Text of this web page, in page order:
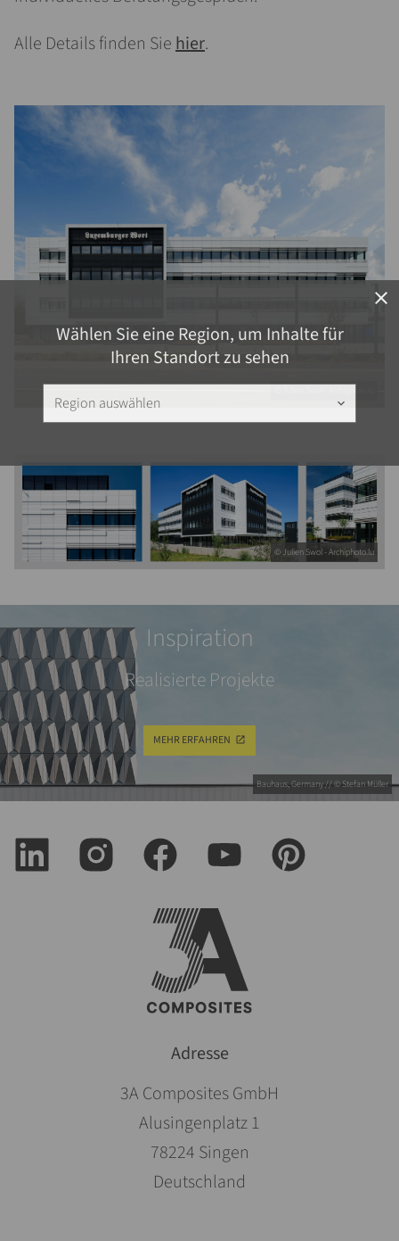
close
Wählen Sie eine Region, um Inhalte für
Ihren Standort zu sehen
Region auswählen keyboard_arrow_down
Alle Details finden Siehier.
© Julien Swol - Archiphoto.lu
Bauhaus, Germany // © Stefan Müller
Inspiration
Realisierte Projekte
MEHR ERFAHREN
Adresse
3A Composites GmbH
Alusingenplatz 1
78224 Singen
Deutschland